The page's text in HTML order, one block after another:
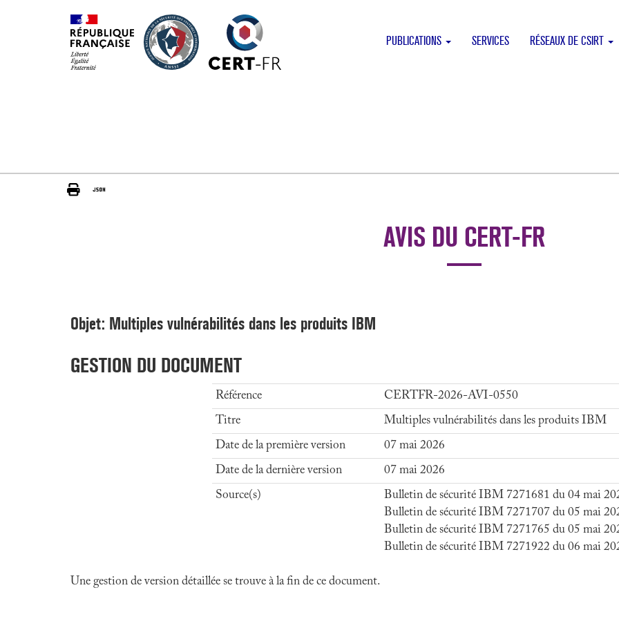
PUBLICATIONS SERVICES RÉSEAUX DE CSIRT
AVIS DU CERT-FR
Objet: Multiples vulnérabilités dans les produits IBM
GESTION DU DOCUMENT
Référence
CERTFR-2026-AVI-0550
Titre
Multiples vulnérabilités dans les produits IBM
Date de la première version
07 mai 2026
Date de la dernière version
07 mai 2026
Source(s)
Bulletin de sécurité IBM 7271681 du 04 mai
Bulletin de sécurité IBM 7271707 du 05 mai
Bulletin de sécurité IBM 7271765 du 05 mai
Bulletin de sécurité IBM 7271922 du 06 mai
Une gestion de version détaillée se trouve à la fin de ce document.